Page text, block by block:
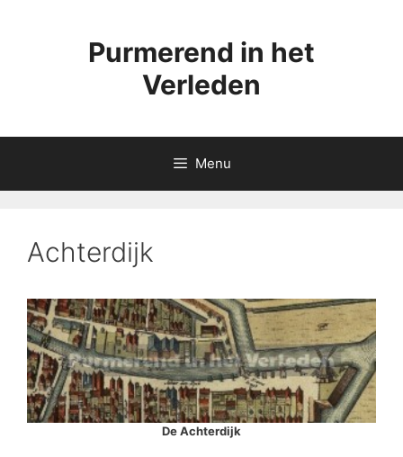
Purmerend in het
Verleden
Menu
Achterdijk
De Achterdijk